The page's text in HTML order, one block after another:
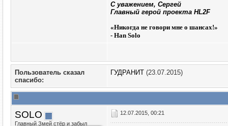
C уважением, Сергей
Главный герой проекта HL2F
«Никогда не говори мне о шансах!»
- Han Solo
Пользователь сказал
cпасибо:
ГУДРАНИТ (23.07.2015)
SOLO
Главный Змей стёр и забыл
12.07.2015, 00:21